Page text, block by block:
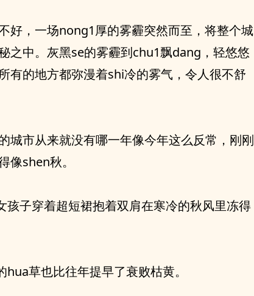
好，一场nong1厚的雾霾突然而至，将整个城
之中。灰黑se的雾霾到chu1飘dang，轻悠悠
有的地方都弥漫着shi冷的雾气，令人很不舒
城市从来就没有哪一年像今年这么反常，刚刚
像shen秋。
孩子穿着超短裙抱着双肩在寒冷的秋风里冻得
草也比往年提早了衰败枯黄。